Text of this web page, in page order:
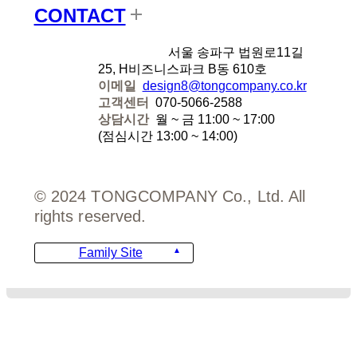
CONTACT
서울 송파구 법원로11길
25, H비즈니스파크 B동 610호
이메일
design8@tongcompany.co.kr
고객센터
070-5066-2588
상담시간 월 ~ 금 11:00 ~ 17:00
(점심시간 13:00 ~ 14:00)
© 2024 TONGCOMPANY Co., Ltd. All
rights reserved.
Family Site